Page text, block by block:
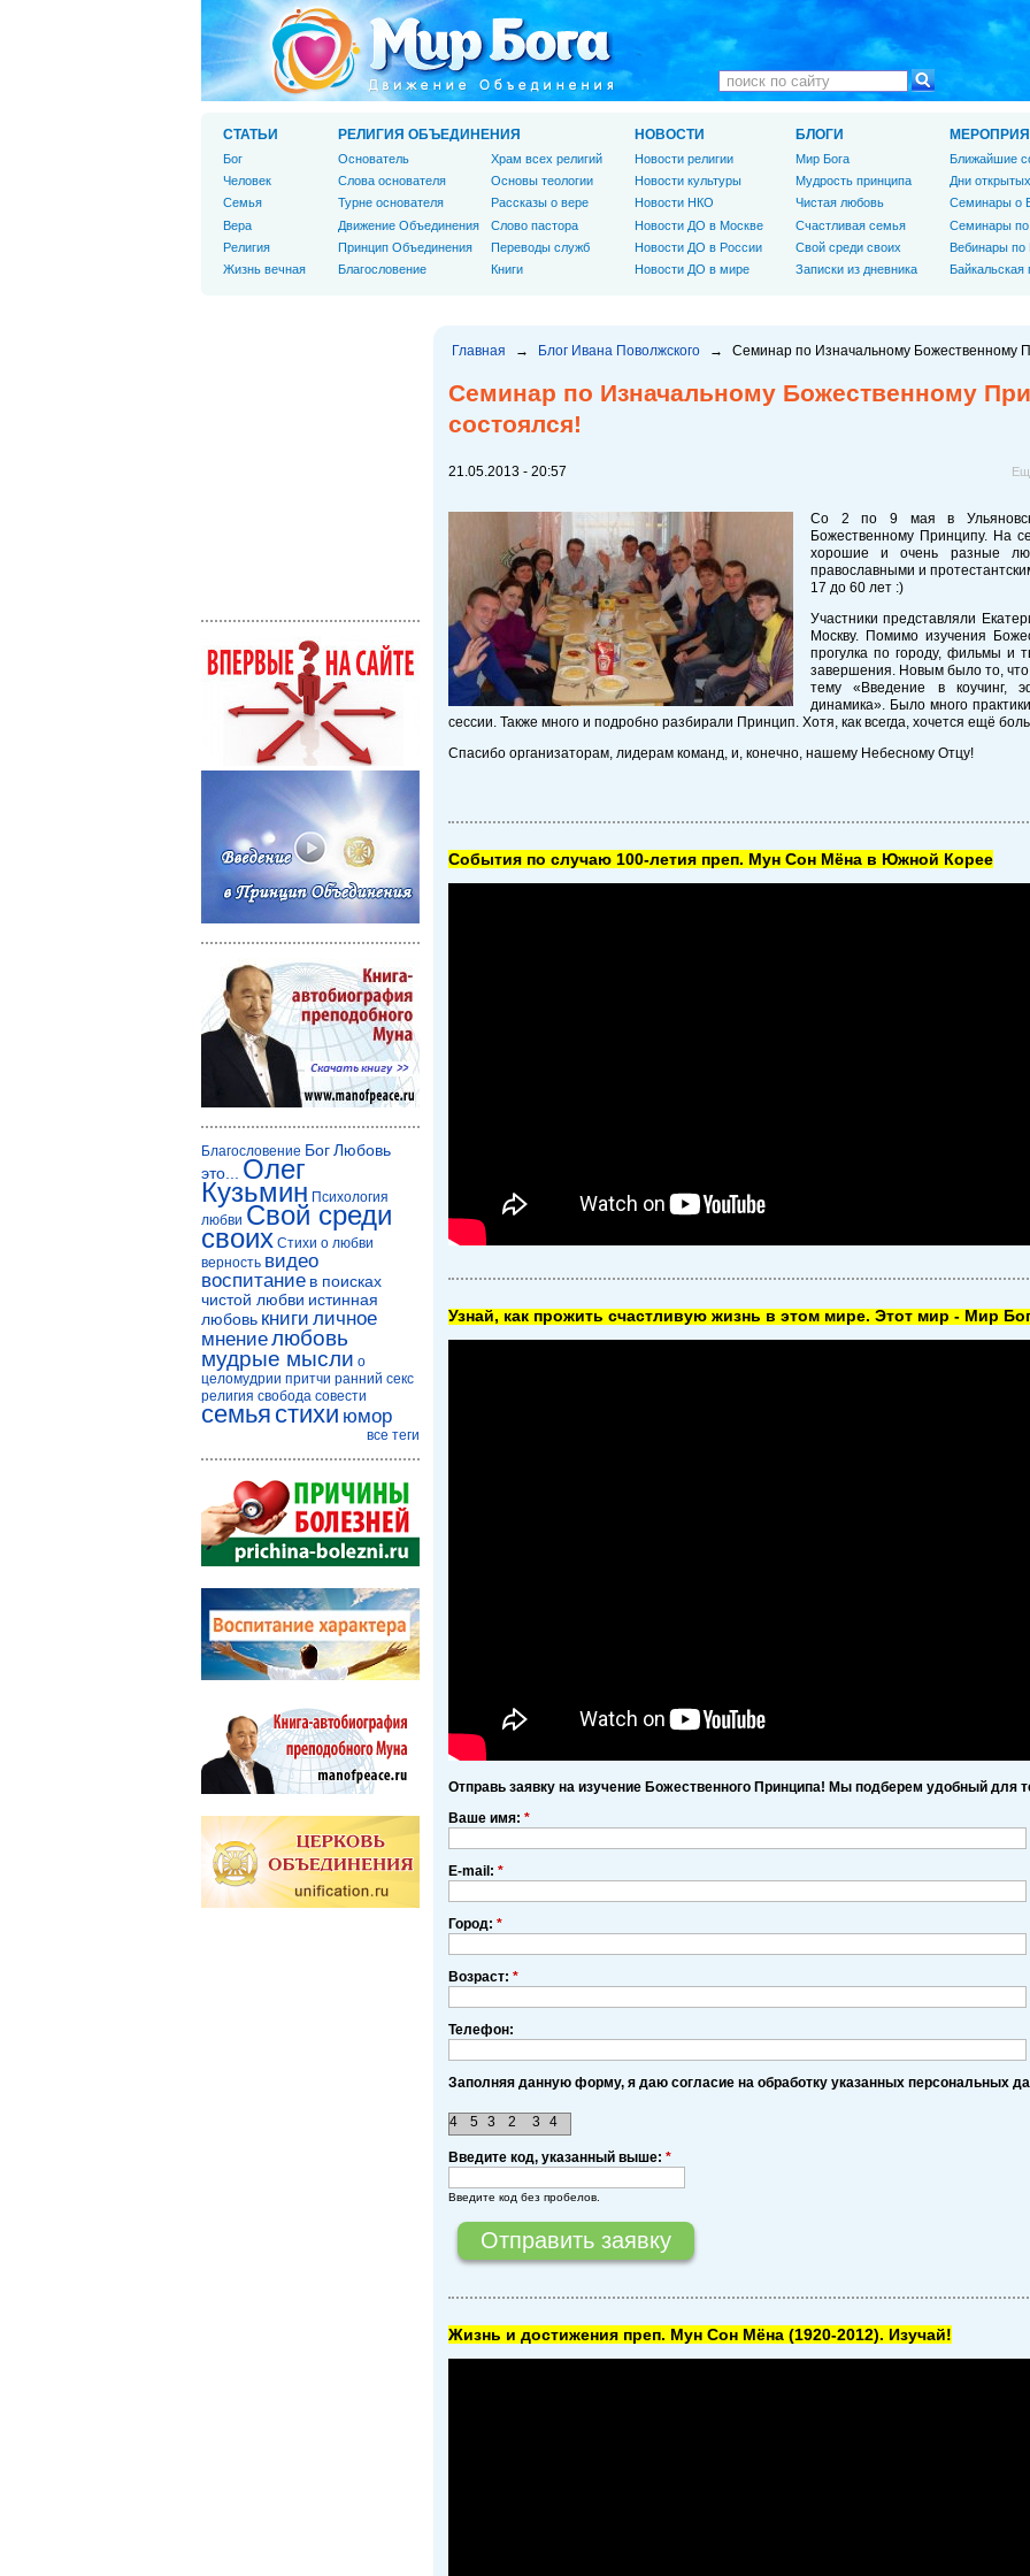
Главная → Блог Ивана Поволжского → Семинар по Изначальному Божественному
Семинар по Изначальному Божественному
состоялся!
21.05.2013 - 20:57
Со 2 по 9 мая в
Божественному Принципу. На
хорошие и очень разные
православными и
17 до 60 лет :)
Участники представляли
Москву. Помимо изучения
прогулка по городу, фильмы и
завершения. Новым было то,
тему «Введение в коучинг,
динамика». Было много
сессии. Также много и подробно разбирали Принцип. Хотя, как всегда, хочется ещё
Спасибо организаторам, лидерам команд, и, конечно, нашему Небесному Отцу!
Cобытия по случаю 100-летия преп. Мун Сон Мёна в Южной Корее
Узнай, как прожить счастливую жизнь в этом мире. Этот мир - Мир
Отправь заявку на изучение Божественного Принципа! Мы подберем удобный для
Ваше имя: *
E-mail: *
Город: *
Возраст: *
Телефон:
Заполняя данную форму, я даю согласие на обработку указанных персональных
3 4
5 2
3
4
Введите код, указанный выше: *
Введите код без пробелов.
Жизнь и достижения преп. Мун Сон Мёна (1920-2012). Изучай!
СТАТЬИ
Бог
Человек
Cемья
Вера
Религия
Жизнь вечная
РЕЛИГИЯ ОБЪЕДИНЕНИЯ
Основатель
Слова основателя
Турне основателя
Движение Объединения
Принцип Объединения
Благословение
Храм всех религий
Основы теологии
Рассказы о вере
Слово пастора
Переводы служб
Книги
НОВОСТИ
Новости религии
Новости культуры
Новости НКО
Новости ДО в Москве
Новости ДО в России
Новости ДО в мире
БЛОГИ
Мир Бога
Мудрость принципа
Чистая любовь
Счастливая семья
Свой среди своих
Записки из дневника
Ближайшие
Дни
Семинары о
Семинары
Вебинары по
Байкальская
Благословение БогЛюбовь
это...
Олег
Кузьмин Психология
любви Свой среди
своих Стихи о любви
верность видео
воспитание в поисках
чистой любви истинная
любовь книги личное
мнениелюбовь
мудрые мысли о
целомудрии притчи ранний секс
религия свобода совести
семья стихи юмор
все теги